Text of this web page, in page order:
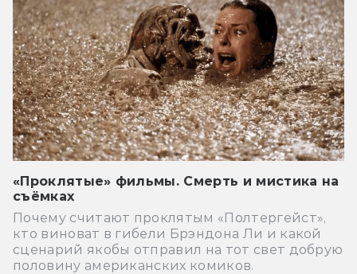
«Проклятые» фильмы. Смерть и мистика на
съёмках
Почему считают проклятым «Полтергейст»,
кто виноват в гибели Брэндона Ли и какой
сценарий якобы отправил на тот свет добрую
половину американских комиков.